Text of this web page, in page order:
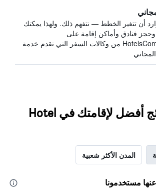
أن تتغير الخطط — نتفهم ذلك. ولهذا يمكنك
فنادق وأماكن إقامة على
HotelsCombined من وكالات السفر التي تقدم خدمة
المجاني
اعثر على نتائج أفضل لإقامتك في Hotel
المدن الأكثر شعبية
مستخدمونا